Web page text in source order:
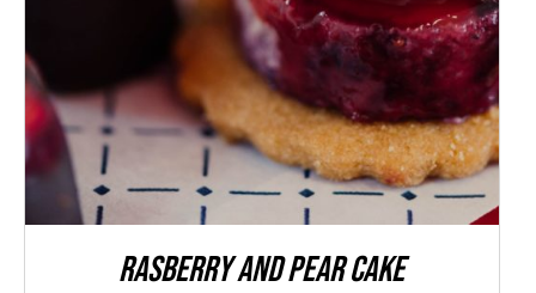
Rasberry And Pear Cake